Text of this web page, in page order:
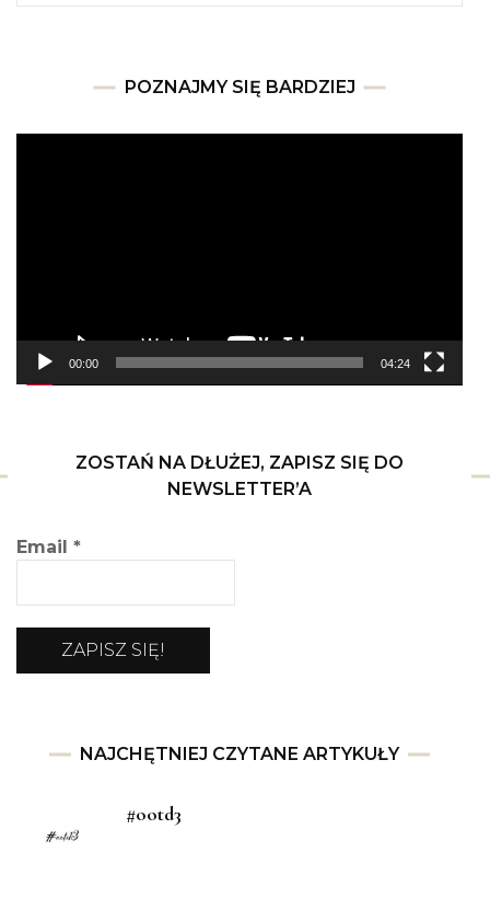
POZNAJMY SIĘ BARDZIEJ
00:00 04:24
ZOSTAŃ NA DŁUŻEJ, ZAPISZ SIĘ DO
NEWSLETTER’A
Email *
NAJCHĘTNIEJ CZYTANE ARTYKUŁY
#ootd3